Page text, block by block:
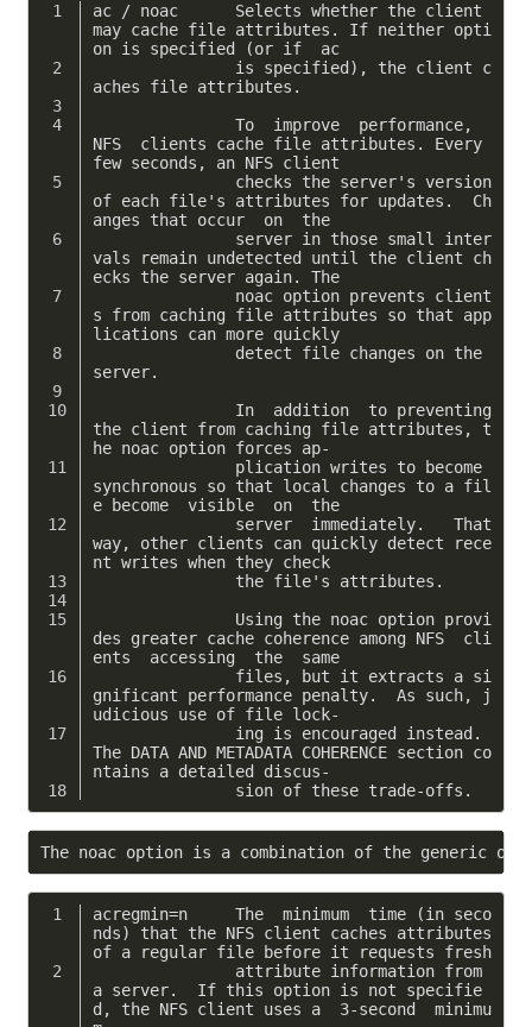
ac / noac      Selects whether the client
may cache file attributes. If neither opti
on is specified (or if  ac
aches file attributes.
NFS  clients cache file attributes. Every
few seconds, an NFS client
of each file's attributes for updates.  Ch
anges that occur  on  the
vals remain undetected until the client ch
ecks the server again. The
s from caching file attributes so that app
lications can more quickly
server.
the client from caching file attributes, t
he noac option forces ap‐
synchronous so that local changes to a fil
e become  visible  on  the
way, other clients can quickly detect rece
nt writes when they check
               the file's attributes.
des greater cache coherence among NFS  cli
ents  accessing  the  same
gnificant performance penalty.  As such, j
udicious use of file lock‐
The DATA AND METADATA COHERENCE section co
ntains a detailed discus‐
               sion of these trade-offs.
acregmin=n     The  minimum  time (in seco
nds) that the NFS client caches attributes
of a regular file before it requests fresh
a server.  If this option is not specifie
d, the NFS client uses a  3-second  minimu